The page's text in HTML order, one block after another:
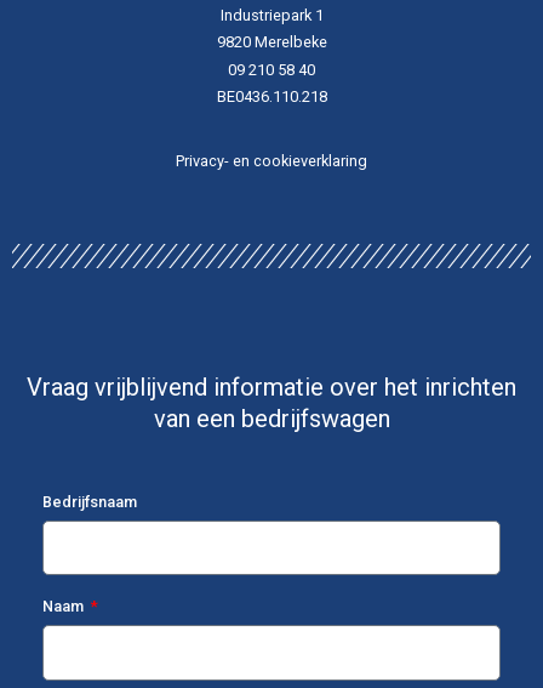
Industriepark 1
9820 Merelbeke
09 210 58 40
BE0436.110.218
Privacy- en cookieverklaring
Vraag vrijblijvend informatie over het inrichten
van een bedrijfswagen
Bedrijfsnaam
Naam